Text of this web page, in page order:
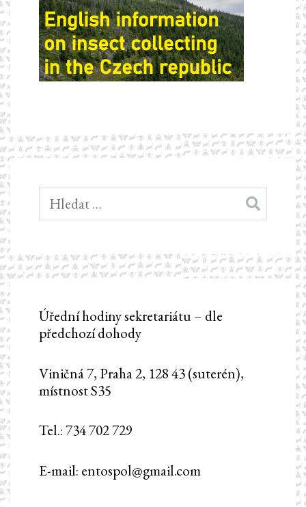
Vyhledávání
Úřední hodiny sekretariátu – dle
předchozí dohody
Viničná 7, Praha 2, 128 43 (suterén),
místnost S35
Tel.: 734 702 729
E-mail: entospol@gmail.com